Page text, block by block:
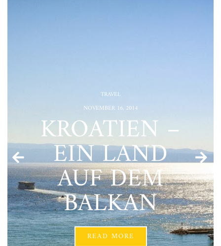
TRAVEL
NOVEMBER 16, 2014
KROATIEN –
EIN LAND
AUF DEM
BALKAN
READ MORE